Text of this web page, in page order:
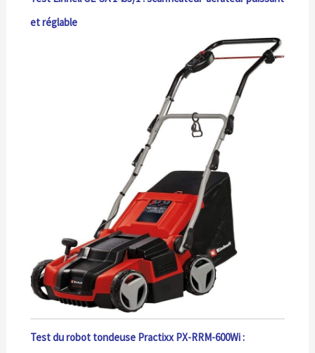
et réglable
Test du robot tondeuse Practixx PX-RRM-600Wi :